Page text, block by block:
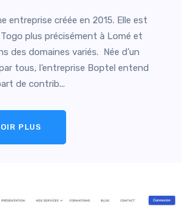
entreprise créée en 2015. Elle est
plus précisément à Lomé et
des domaines variés. Née d’un
tous, l’entreprise Boptel entend
de contrib...
PLUS